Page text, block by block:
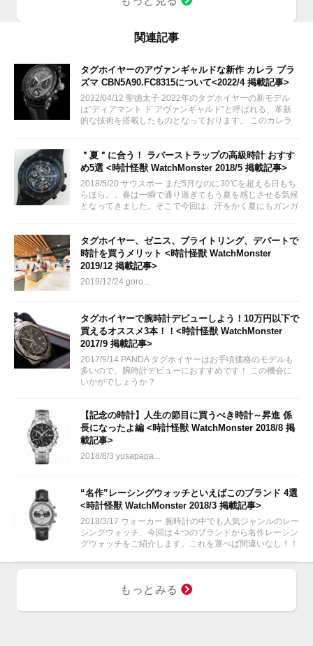
関連記事
タグホイヤーのアヴァンギャルドな新作 カレラ プラ
ズマ CBN5A90.FC8315について<2022/4 掲載記事>
2022/04/12 聖徳太子 2022年のタグホイヤーの新モデル
は"ディアマント ド アヴァンギャルド"と呼ばれる、革新
的な技術を搭載したものとなっております。 このカレラ
＂夏＂に合う！ ラバーストラップの高級時計 おすす
め5選 <時計怪獣 WatchMonster 2018/5 掲載記事>
2018/5/20 サウスポー まだ5月なのに30℃を超える日もち
らほら。。春は一瞬で通り過ぎてもう夏を感じさせる気候
となってきました。そこで今回は、汗をかく夏にもガンガ
タグホイヤー、ゼニス、ブライトリング、デパートで
時計を買うメリット <時計怪獣 WatchMonster
2019/12 掲載記事>
2019/12/24 goro...
タグホイヤーで腕時計デビューしよう！10万円以下で
買えるオススメ3本！！<時計怪獣 WatchMonster
2017/9 掲載記事>
2017/9/14 PANDA タグホイヤーはお手頃価格のモデルも
多いので、腕時計デビューにおすすめです！ この機会に
いかがでしょうか？
【記念の時計】人生の節目に買うべき時計～昇進 係
長になったよ編 <時計怪獣 WatchMonster 2018/8 掲
載記事>
2018/8/3 yusapapa...
“名作”レーシングウォッチといえばこのブランド 4選
<時計怪獣 WatchMonster 2018/3 掲載記事>
2018/3/17 ウォーカー 腕時計の中でも人気ジャンルのレー
シングウォッチ、今回は４つのブランドから名作レーシン
グウォッチをご紹介します。これを選べば間違いなし！！
もっとみる